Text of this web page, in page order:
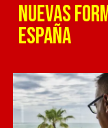
nuevas
españa